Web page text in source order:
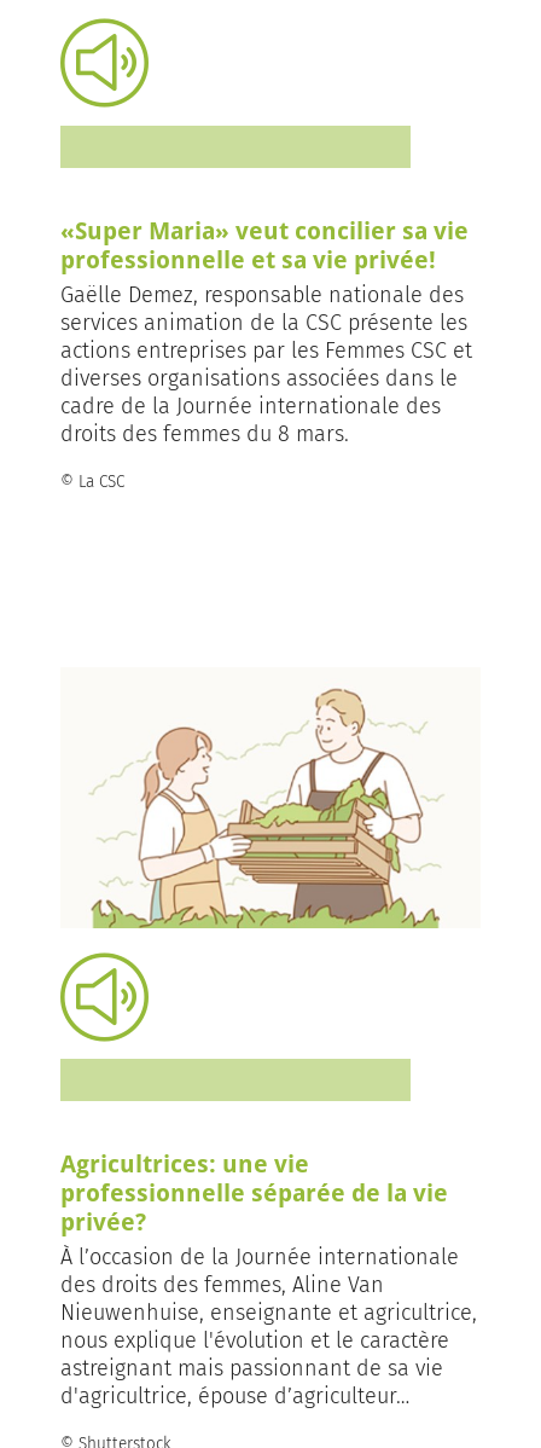
«Super Maria» veut concilier sa vie
professionnelle et sa vie privée!
Gaëlle Demez, responsable nationale des
services animation de la CSC présente les
actions entreprises par les Femmes CSC et
diverses organisations associées dans le
cadre de la Journée internationale des
droits des femmes du 8 mars.
© La CSC
Agricultrices: une vie
professionnelle séparée de la vie
privée?
À l’occasion de la Journée internationale
des droits des femmes, Aline Van
Nieuwenhuise, enseignante et agricultrice,
nous explique l'évolution et le caractère
astreignant mais passionnant de sa vie
d'agricultrice, épouse d’agriculteur…